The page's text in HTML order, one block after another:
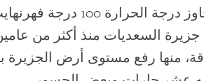
السعديات منذ أكثر من
منها رفع مستوى أرض الجزيرة